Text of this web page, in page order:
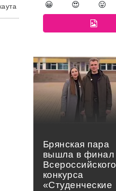
😀 😍 😛
Брянская пара
вышла в финал
Всероссийского
конкурса
«Студенческие